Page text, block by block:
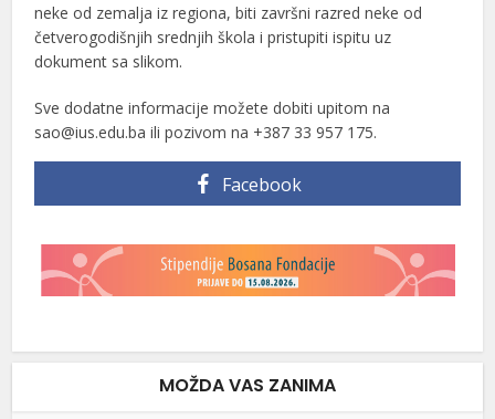
neke od zemalja iz regiona, biti završni razred neke od
četverogodišnjih srednjih škola i pristupiti ispitu uz
dokument sa slikom.
Sve dodatne informacije možete dobiti upitom na
sao@ius.edu.ba ili pozivom na +387 33 957 175.
Facebook
MOŽDA VAS ZANIMA